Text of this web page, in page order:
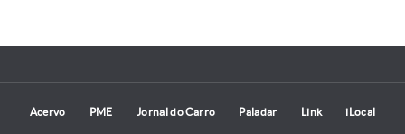
Acervo PME Jornal do Carro Paladar Link iLocal